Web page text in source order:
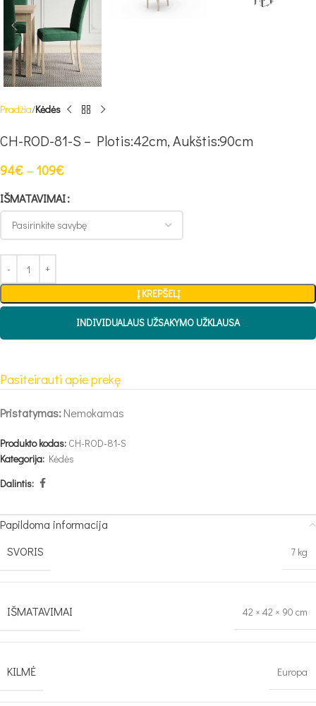
Pradžia Kėdės
CH-ROD-81-S – Plotis:42cm, Aukštis:90cm
94€ – 109€
IŠMATAVIMAI
Į KREPŠELĮ
INDIVIDUALAUS UŽSAKYMO UŽKLAUSA
Pasiteirauti apie prekę
Pristatymas:Nemokamas
Produkto kodas: CH-ROD-81-S
Kategorija: Kėdės
Dalintis:
Papildoma informacija
SVORIS
7 kg
IŠMATAVIMAI 42 × 42 × 90 cm
KILMĖ Europa